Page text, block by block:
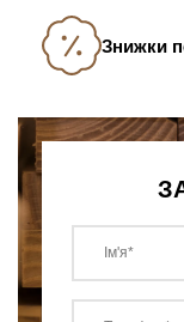
Знижки